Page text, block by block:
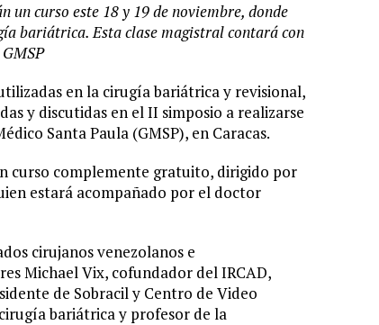
un curso este 18 y 19 de noviembre, donde
bariátrica. Esta clase magistral contará con
en la cirugía bariátrica y revisional,
y discutidas en el II simposio a realizarse
Santa Paula (GMSP), en Caracas.
curso complemente gratuito, dirigido por
estará acompañado por el doctor
cirujanos venezolanos e
Michael Vix, cofundador del IRCAD,
de Sobracil y Centro de Video
bariátrica y profesor de la